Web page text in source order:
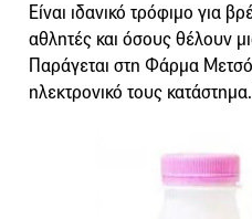
Είναι ιδανικό τρόφιμο για
αθλητές και όσους θέλουν
Παράγεται στη Φάρμα
ηλεκτρονικό τους κατάστημα.